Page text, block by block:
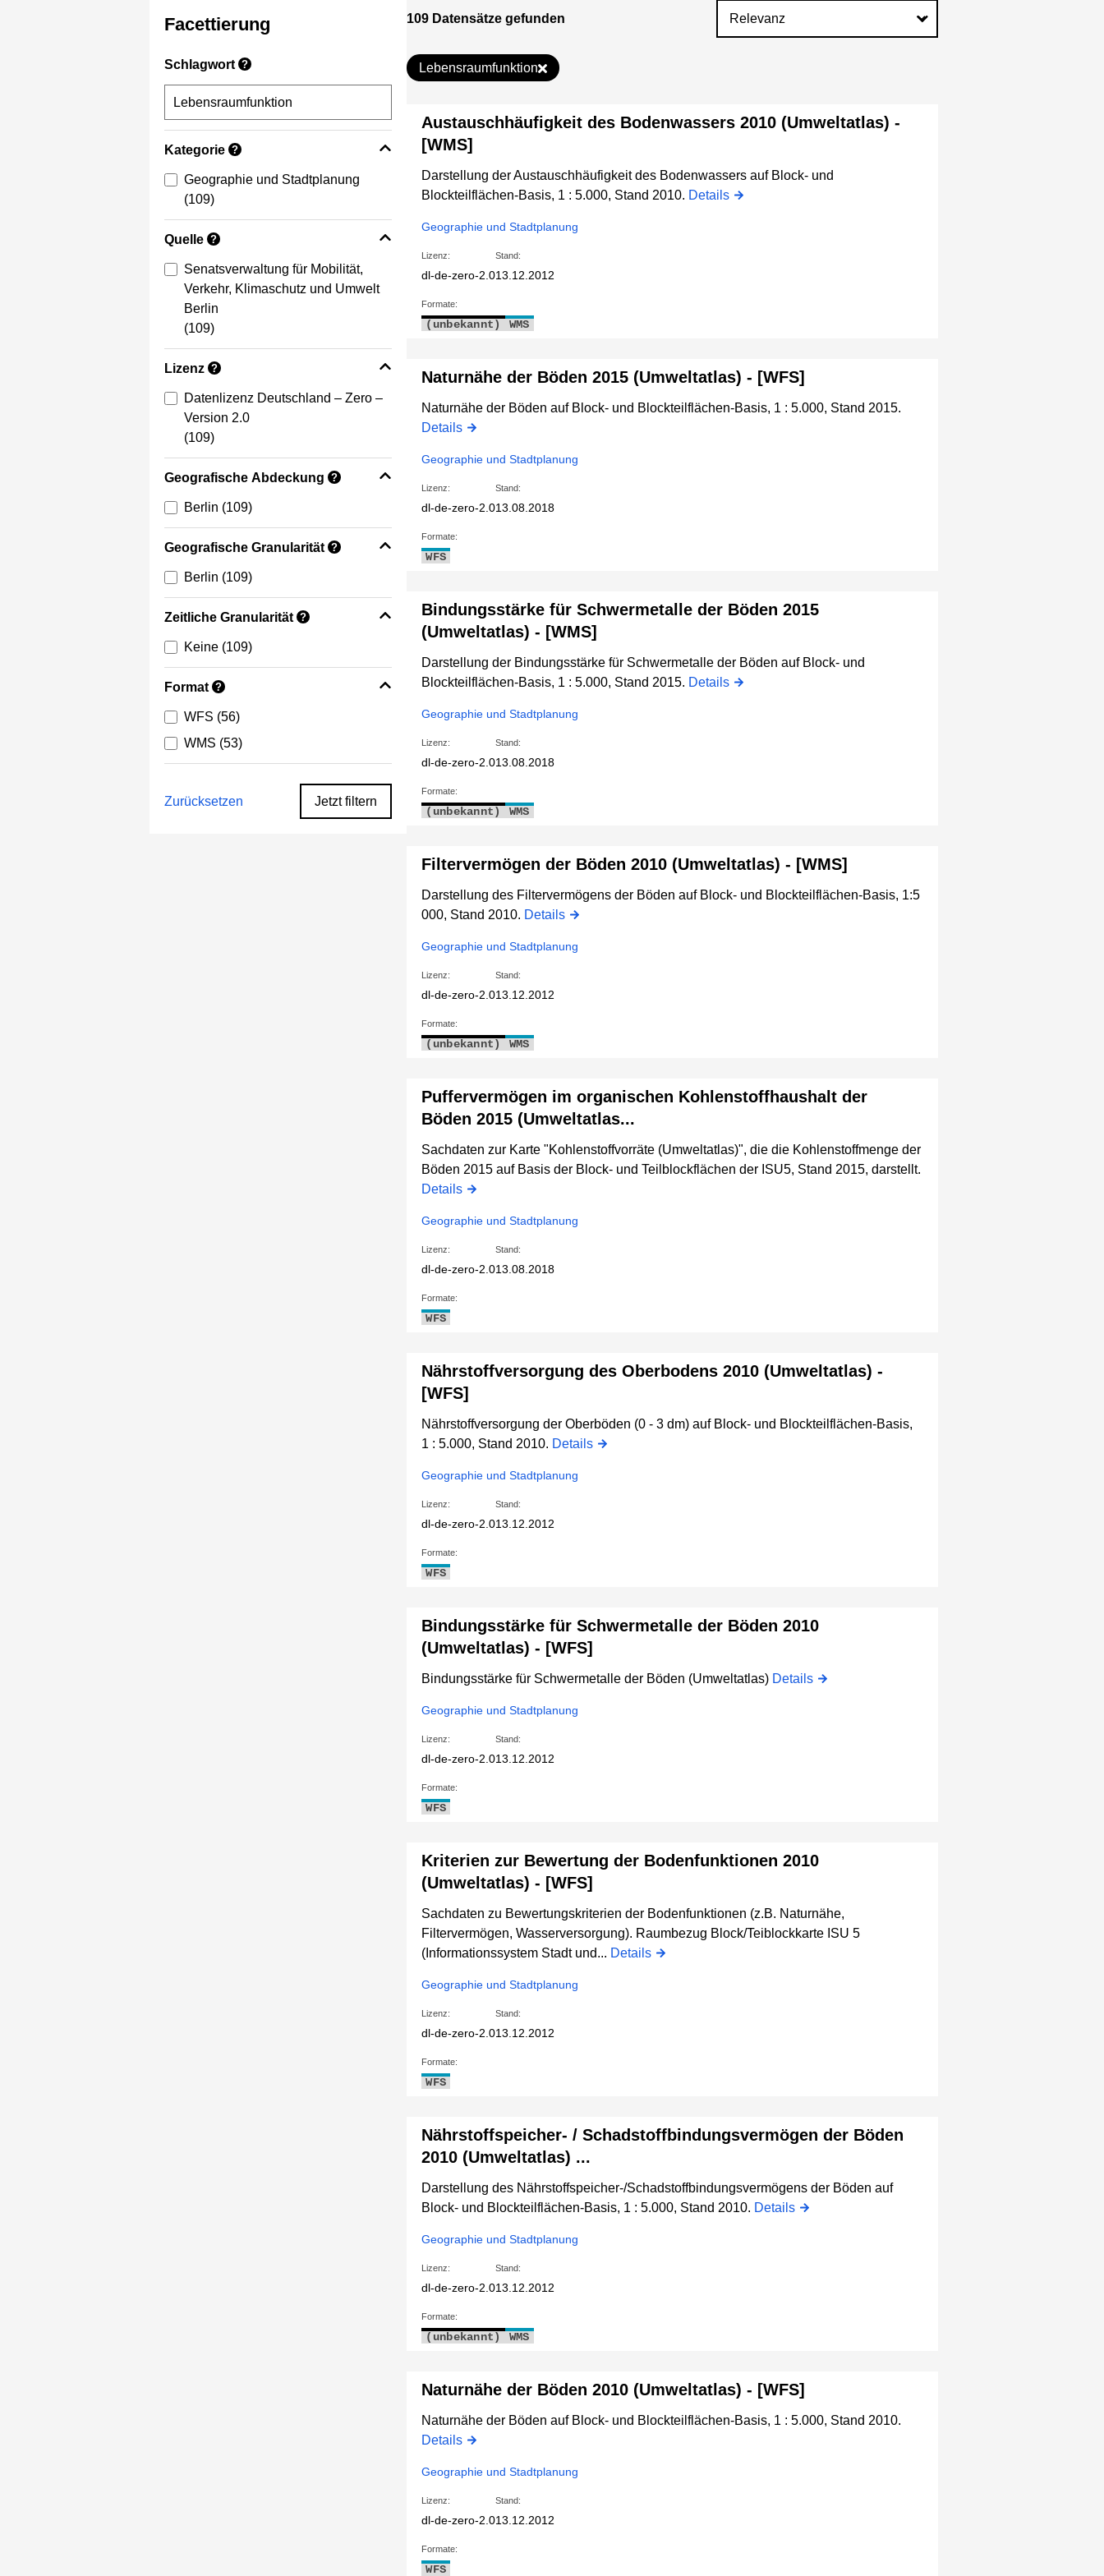
Facettierung
Schlagwort ?
Kategorie ?
Geographie und Stadtplanung
(109)
Quelle ?
Senatsverwaltung für Mobilität,
Verkehr, Klimaschutz und Umwelt
Berlin
(109)
Lizenz ?
Datenlizenz Deutschland – Zero –
Version 2.0
(109)
Geografische Abdeckung ?
Berlin (109)
Geografische Granularität ?
Berlin (109)
Zeitliche Granularität ?
Keine (109)
Format ?
WFS (56)
WMS (53)
Zurücksetzen Jetzt filtern
109 Datensätze gefunden
Lebensraumfunktion
Austauschhäufigkeit des Bodenwassers 2010 (Umweltatlas) -
[WMS]
Darstellung der Austauschhäufigkeit des Bodenwassers auf Block- und
Blockteilflächen-Basis, 1 : 5.000, Stand 2010. Details
Geographie und Stadtplanung
Lizenz:
dl-de-zero-2.0
Stand:
13.12.2012
Formate:
(unbekannt) WMS
Naturnähe der Böden 2015 (Umweltatlas) - [WFS]
Naturnähe der Böden auf Block- und Blockteilflächen-Basis, 1 : 5.000, Stand 2015.
Details
Geographie und Stadtplanung
Lizenz:
dl-de-zero-2.0
Stand:
13.08.2018
Formate:
WFS
Bindungsstärke für Schwermetalle der Böden 2015
(Umweltatlas) - [WMS]
Darstellung der Bindungsstärke für Schwermetalle der Böden auf Block- und
Blockteilflächen-Basis, 1 : 5.000, Stand 2015. Details
Geographie und Stadtplanung
Lizenz:
dl-de-zero-2.0
Stand:
13.08.2018
Formate:
(unbekannt) WMS
Filtervermögen der Böden 2010 (Umweltatlas) - [WMS]
Darstellung des Filtervermögens der Böden auf Block- und Blockteilflächen-Basis, 1:5
000, Stand 2010. Details
Geographie und Stadtplanung
Lizenz:
dl-de-zero-2.0
Stand:
13.12.2012
Formate:
(unbekannt) WMS
Puffervermögen im organischen Kohlenstoffhaushalt der
Böden 2015 (Umweltatlas...
Sachdaten zur Karte "Kohlenstoffvorräte (Umweltatlas)", die die Kohlenstoffmenge der
Böden 2015 auf Basis der Block- und Teilblockflächen der ISU5, Stand 2015, darstellt.
Details
Geographie und Stadtplanung
Lizenz:
dl-de-zero-2.0
Stand:
13.08.2018
Formate:
WFS
Nährstoffversorgung des Oberbodens 2010 (Umweltatlas) -
[WFS]
Nährstoffversorgung der Oberböden (0 - 3 dm) auf Block- und Blockteilflächen-Basis,
1 : 5.000, Stand 2010. Details
Geographie und Stadtplanung
Lizenz:
dl-de-zero-2.0
Stand:
13.12.2012
Formate:
WFS
Bindungsstärke für Schwermetalle der Böden 2010
(Umweltatlas) - [WFS]
Bindungsstärke für Schwermetalle der Böden (Umweltatlas) Details
Geographie und Stadtplanung
Lizenz:
dl-de-zero-2.0
Stand:
13.12.2012
Formate:
WFS
Kriterien zur Bewertung der Bodenfunktionen 2010
(Umweltatlas) - [WFS]
Sachdaten zu Bewertungskriterien der Bodenfunktionen (z.B. Naturnähe,
Filtervermögen, Wasserversorgung). Raumbezug Block/Teiblockkarte ISU 5
(Informationssystem Stadt und... Details
Geographie und Stadtplanung
Lizenz:
dl-de-zero-2.0
Stand:
13.12.2012
Formate:
WFS
Nährstoffspeicher- / Schadstoffbindungsvermögen der Böden
2010 (Umweltatlas) ...
Darstellung des Nährstoffspeicher-/Schadstoffbindungsvermögens der Böden auf
Block- und Blockteilflächen-Basis, 1 : 5.000, Stand 2010. Details
Geographie und Stadtplanung
Lizenz:
dl-de-zero-2.0
Stand:
13.12.2012
Formate:
(unbekannt) WMS
Naturnähe der Böden 2010 (Umweltatlas) - [WFS]
Naturnähe der Böden auf Block- und Blockteilflächen-Basis, 1 : 5.000, Stand 2010.
Details
Geographie und Stadtplanung
Lizenz:
dl-de-zero-2.0
Stand:
13.12.2012
Formate:
WFS